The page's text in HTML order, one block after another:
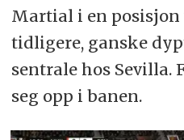
Martial i en
tidligere, ganske
sentrale hos Sevilla.
seg opp i banen.